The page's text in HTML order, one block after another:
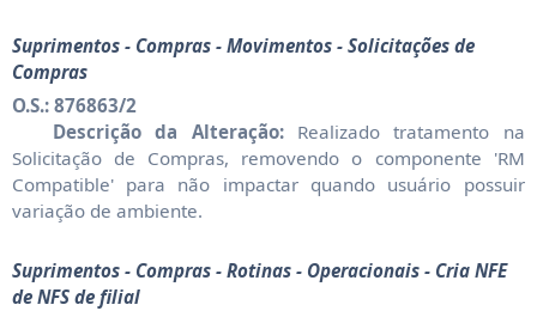
Suprimentos - Compras - Movimentos - Solicitações de
Compras
O.S.: 876863/2
Descrição da Alteração:Realizado tratamento na
Solicitação de Compras, removendo o componente 'RM
Compatible' para não impactar quando usuário possuir
variação de ambiente.
Suprimentos - Compras - Rotinas - Operacionais - Cria NFE
de NFS de filial